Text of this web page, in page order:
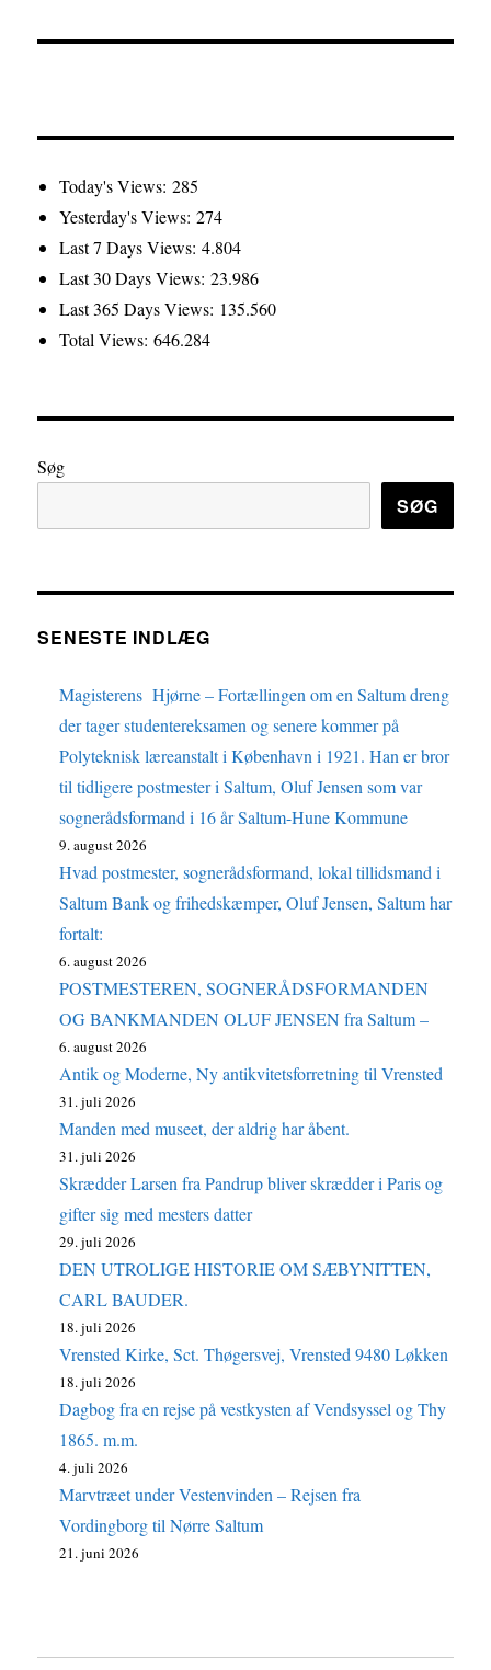
Today's Views:285
Yesterday's Views:274
Last 7 Days Views:4.804
Last 30 Days Views:23.986
Last 365 Days Views: 135.560
Total Views:646.284
Søg
SØG
SENESTE INDLÆG
Magisterens Hjørne – Fortællingen om en Saltum dreng
der tager studentereksamen og senere kommer på
Polyteknisk læreanstalt i København i 1921. Han er bror
til tidligere postmester i Saltum, Oluf Jensen som var
sognerådsformand i 16 år Saltum-Hune Kommune
9. august 2026
Hvad postmester, sognerådsformand, lokal tillidsmand i
Saltum Bank og frihedskæmper, Oluf Jensen, Saltum har
fortalt:
6. august 2026
POSTMESTEREN, SOGNERÅDSFORMANDEN
OG BANKMANDEN OLUF JENSEN fra Saltum –
6. august 2026
Antik og Moderne, Ny antikvitetsforretning til Vrensted
31. juli 2026
Manden med museet, der aldrig har åbent.
31. juli 2026
Skrædder Larsen fra Pandrup bliver skrædder i Paris og
gifter sig med mesters datter
29. juli 2026
DEN UTROLIGE HISTORIE OM SÆBYNITTEN,
CARL BAUDER.
18. juli 2026
Vrensted Kirke, Sct. Thøgersvej, Vrensted 9480 Løkken
18. juli 2026
Dagbog fra en rejse på vestkysten af Vendsyssel og Thy
1865. m.m.
4. juli 2026
Marvtræet under Vestenvinden – Rejsen fra
Vordingborg til Nørre Saltum
21. juni 2026